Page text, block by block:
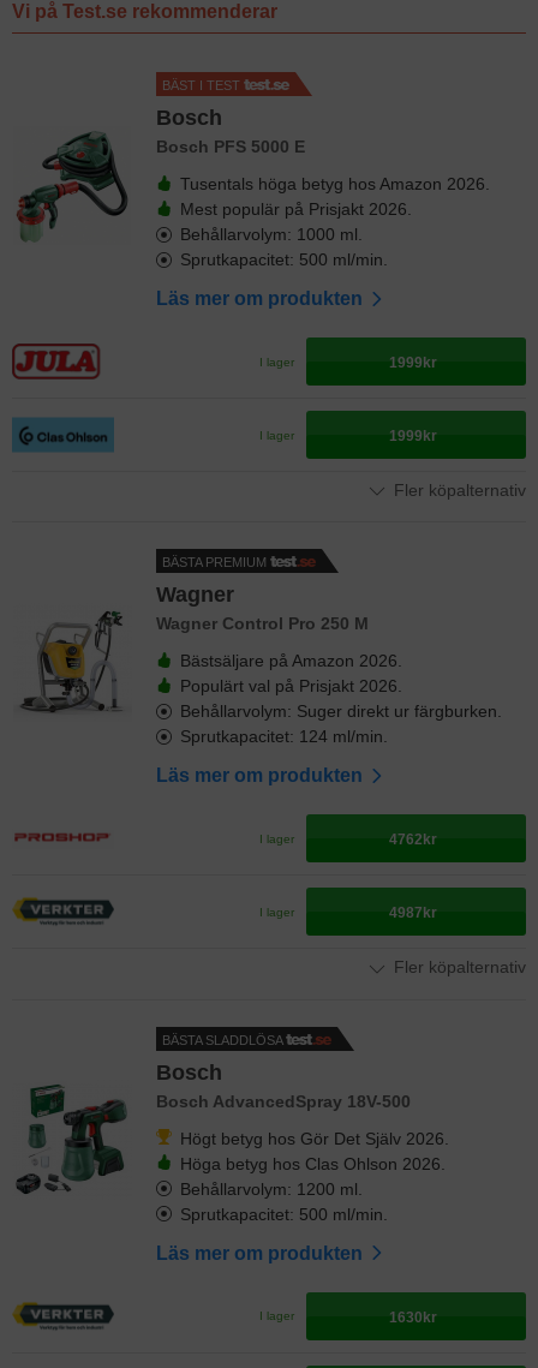
Vi på Test.se rekommenderar
BÄST I TEST
Bosch
Bosch PFS 5000 E
Tusentals höga betyg hos Amazon 2026.
Mest populär på Prisjakt 2026.
Behållarvolym: 1000 ml.
Sprutkapacitet: 500 ml/min.
Läs mer om produkten
I lager 1999kr
I lager 1999kr
Fler köpalternativ
BÄSTA PREMIUM
Wagner
Wagner Control Pro 250 M
Bästsäljare på Amazon 2026.
Populärt val på Prisjakt 2026.
Behållarvolym: Suger direkt ur färgburken.
Sprutkapacitet: 124 ml/min.
Läs mer om produkten
I lager 4762kr
I lager 4987kr
Fler köpalternativ
BÄSTA SLADDLÖSA
Bosch
Bosch AdvancedSpray 18V-500
Högt betyg hos Gör Det Själv 2026.
Höga betyg hos Clas Ohlson 2026.
Behållarvolym: 1200 ml.
Sprutkapacitet: 500 ml/min.
Läs mer om produkten
I lager 1630kr